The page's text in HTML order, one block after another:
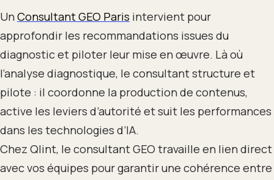
Un Consultant GEO Paris intervient pour
approfondir les recommandations issues du
diagnostic et piloter leur mise en œuvre. Là où
l’analyse diagnostique, le consultant structure et
pilote : il coordonne la production de contenus,
active les leviers d’autorité et suit les performances
dans les technologies d’IA.
Chez Qlint, le consultant GEO travaille en lien direct
avec vos équipes pour garantir une cohérence entre